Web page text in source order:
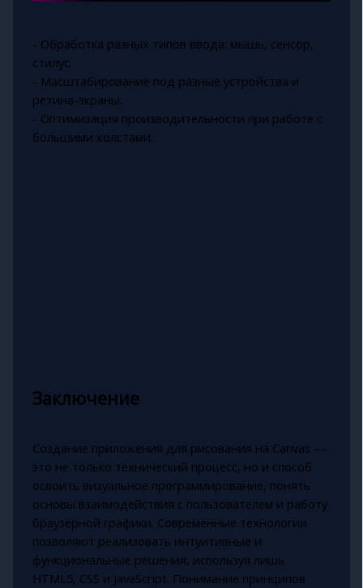
- Обработка разных типов ввода: мышь, сенсор,
стилус.
- Масштабирование под разные устройства и
ретина-экраны.
- Оптимизация производительности при работе с
большими холстами.
Заключение
Создание приложения для рисования на Canvas —
это не только технический процесс, но и способ
освоить визуальное программирование, понять
основы взаимодействия с пользователем и работу
браузерной графики. Современные технологии
позволяют реализовать интуитивные и
функциональные решения, используя лишь
HTML5, CSS и JavaScript. Понимание принципов